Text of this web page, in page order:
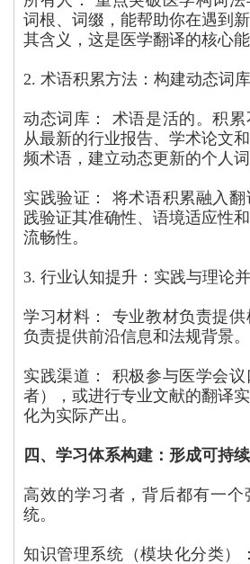
词根、词缀，能帮助你在遇到
其含义，这是医学翻译的核心能
2. 术语积累方法：构建动态词库
动态词库： 术语是活的。积
从最新的行业报告、学术论文
频术语，建立动态更新的个人词
实践验证： 将术语积累融入
践验证其准确性、语境适应性
流畅性。
3. 行业认知提升：实践与理论
学习材料： 专业教材负责提
负责提供前沿信息和法规背景。
实践渠道： 积极参与医学会
者），或进行专业文献的翻译
化为实际产出。
四、学习体系构建：形成可持
高效的学习者，背后都有一
统。
知识管理系统（模块化分类）